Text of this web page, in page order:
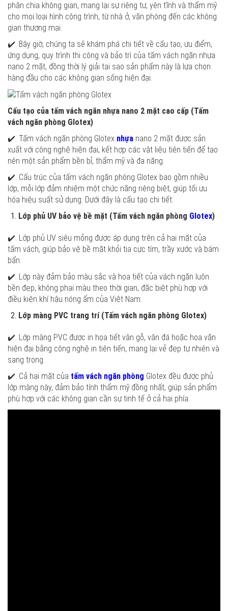
phân chia không gian, mang lại sự riêng tư, yên tĩnh và thẩm mỹ
cho mọi loại hình công trình, từ nhà ở, văn phòng đến các không
gian thương mại.
✔️. Bây giờ, chúng ta sẽ khám phá chi tiết về cấu tạo, ưu điểm,
ứng dụng, quy trình thi công và bảo trì của tấm vách ngăn nhựa
nano 2 mặt, đồng thời lý giải tại sao sản phẩm này là lựa chọn
hàng đầu cho các không gian sống hiện đại.
Cấu tạo của tấm vách ngăn nhựa nano 2 mặt cao cấp (Tấm
vách ngăn phòng Glotex)
✔️. Tấm vách ngăn phòng Glotex nhựa nano 2 mặt được sản
xuất với công nghệ hiện đại, kết hợp các vật liệu tiên tiến để tạo
nên một sản phẩm bền bỉ, thẩm mỹ và đa năng.
✔️. Cấu trúc của tấm vách ngăn phòng Glotex bao gồm nhiều
lớp, mỗi lớp đảm nhiệm một chức năng riêng biệt, giúp tối ưu
hóa hiệu suất sử dụng. Dưới đây là cấu tạo chi tiết:
Lớp phủ UV bảo vệ bề mặt (Tấm vách ngăn phòng Glotex)
✔️. Lớp phủ UV siêu mỏng được áp dụng trên cả hai mặt của
tấm vách, giúp bảo vệ bề mặt khỏi tia cực tím, trầy xước và bám
bẩn.
✔️. Lớp này đảm bảo màu sắc và họa tiết của vách ngăn luôn
bền đẹp, không phai màu theo thời gian, đặc biệt phù hợp với
điều kiện khí hậu nóng ẩm của Việt Nam.
Lớp màng PVC trang trí (Tấm vách ngăn phòng Glotex)
✔️. Lớp màng PVC được in họa tiết vân gỗ, vân đá hoặc hoa văn
hiện đại bằng công nghệ in tiên tiến, mang lại vẻ đẹp tự nhiên và
sang trọng.
✔️. Cả hai mặt của tấm vách ngăn phòng Glotex đều được phủ
lớp màng này, đảm bảo tính thẩm mỹ đồng nhất, giúp sản phẩm
phù hợp với các không gian cần sự tinh tế ở cả hai phía.